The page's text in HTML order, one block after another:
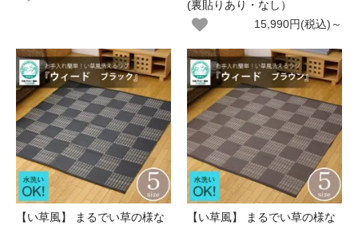
(裏貼りあり・なし）
15,990円(税込)～
【い草風】 まるでい草の様な
【い草風】 まるでい草の様な